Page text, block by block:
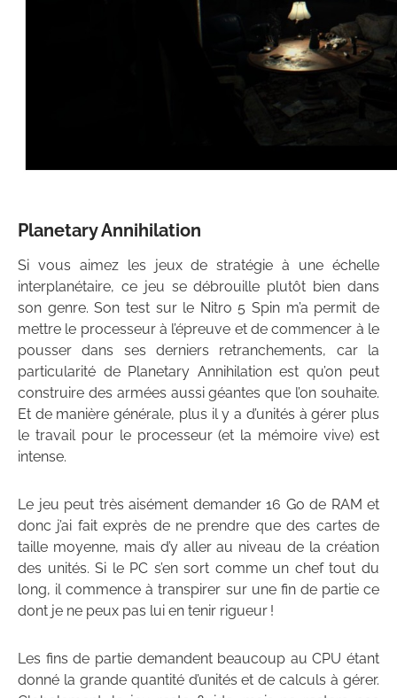
Planetary Annihilation
Si vous aimez les jeux de stratégie à une échelle
interplanétaire, ce jeu se débrouille plutôt bien dans
son genre. Son test sur le Nitro 5 Spin m’a permit de
mettre le processeur à l’épreuve et de commencer à le
pousser dans ses derniers retranchements, car la
particularité de Planetary Annihilation est qu’on peut
construire des armées aussi géantes que l’on souhaite.
Et de manière générale, plus il y a d’unités à gérer plus
le travail pour le processeur (et la mémoire vive) est
intense.
Le jeu peut très aisément demander 16 Go de RAM et
donc j’ai fait exprès de ne prendre que des cartes de
taille moyenne, mais d’y aller au niveau de la création
des unités. Si le PC s’en sort comme un chef tout du
long, il commence à transpirer sur une fin de partie ce
dont je ne peux pas lui en tenir rigueur !
Les fins de partie demandent beaucoup au CPU étant
donné la grande quantité d’unités et de calculs à gérer.